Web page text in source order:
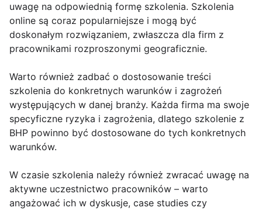
uwagę na odpowiednią formę szkolenia. Szkolenia
online są coraz popularniejsze i mogą być
doskonałym rozwiązaniem, zwłaszcza dla firm z
pracownikami rozproszonymi geograficznie.
Warto również zadbać o dostosowanie treści
szkolenia do konkretnych warunków i zagrożeń
występujących w danej branży. Każda firma ma swoje
specyficzne ryzyka i zagrożenia, dlatego szkolenie z
BHP powinno być dostosowane do tych konkretnych
warunków.
W czasie szkolenia należy również zwracać uwagę na
aktywne uczestnictwo pracowników – warto
angażować ich w dyskusje, case studies czy